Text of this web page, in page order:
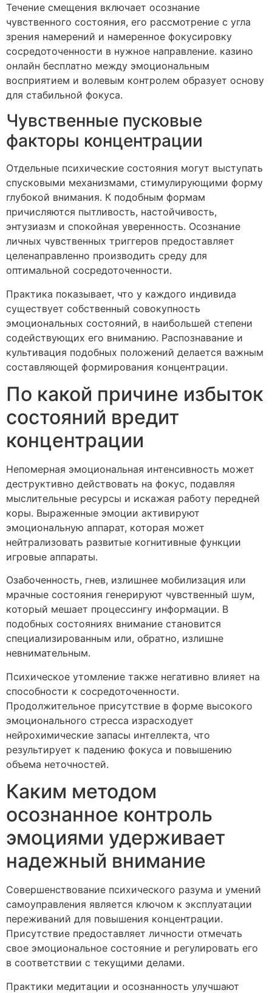
Течение смещения включает осознание
чувственного состояния, его рассмотрение с угла
зрения намерений и намеренное фокусировку
сосредоточенности в нужное направление. казино
онлайн бесплатно между эмоциональным
восприятием и волевым контролем образует основу
для стабильной фокуса.
Чувственные пусковые
факторы концентрации
Отдельные психические состояния могут выступать
спусковыми механизмами, стимулирующими форму
глубокой внимания. К подобным формам
причисляются пытливость, настойчивость,
энтузиазм и спокойная уверенность. Осознание
личных чувственных триггеров предоставляет
целенаправленно производить среду для
оптимальной сосредоточенности.
Практика показывает, что у каждого индивида
существует собственный совокупность
эмоциональных состояний, в наибольшей степени
содействующих его вниманию. Распознавание и
культивация подобных положений делается важным
составляющей формирования концентрации.
По какой причине избыток
состояний вредит
концентрации
Непомерная эмоциональная интенсивность может
деструктивно действовать на фокус, подавляя
мыслительные ресурсы и искажая работу передней
коры. Выраженные эмоции активируют
эмоциональную аппарат, которая может
нейтрализовать развитые когнитивные функции
игровые аппараты.
Озабоченность, гнев, излишнее мобилизация или
мрачные состояния генерируют чувственный шум,
который мешает процессингу информации. В
подобных состояниях внимание становится
специализированным или, обратно, излишне
невнимательным.
Психическое утомление также негативно влияет на
способности к сосредоточенности.
Продолжительное присутствие в форме высокого
эмоционального стресса израсходует
нейрохимические запасы интеллекта, что
результирует к падению фокуса и повышению
объема неточностей.
Каким методом
осознанное контроль
эмоциями удерживает
надежный внимание
Совершенствование психического разума и умений
самоуправления является ключом к эксплуатации
переживаний для повышения концентрации.
Присутствие предоставляет личности отмечать
свое эмоциональное состояние и регулировать его
в соответствии с текущими делами.
Практики медитации и осознанность улучшают